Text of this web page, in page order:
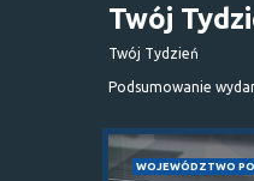
Twój
Twój Tydzień
Podsumowanie
WOJEWÓDZTWO